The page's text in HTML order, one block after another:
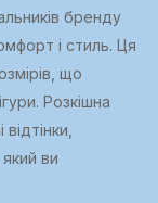
бренду
і стиль. Ця
що
Розкішна
ви